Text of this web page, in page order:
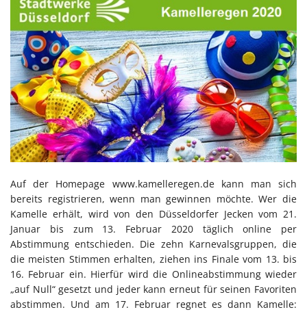
Auf der Homepage www.kamelleregen.de kann man sich
bereits registrieren, wenn man gewinnen möchte. Wer die
Kamelle erhält, wird von den Düsseldorfer Jecken vom 21.
Januar bis zum 13. Februar 2020 täglich online per
Abstimmung entschieden. Die zehn Karnevalsgruppen, die
die meisten Stimmen erhalten, ziehen ins Finale vom 13. bis
16. Februar ein. Hierfür wird die Onlineabstimmung wieder
„auf Null“ gesetzt und jeder kann erneut für seinen Favoriten
abstimmen. Und am 17. Februar regnet es dann Kamelle: